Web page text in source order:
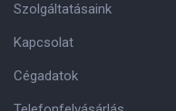
Szolgáltatásaink
Kapcsolat
Cégadatok